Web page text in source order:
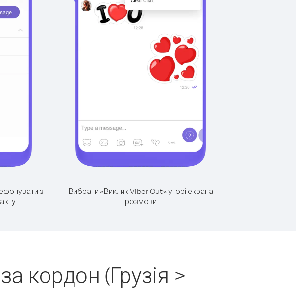
з
Вибрати «Виклик Viber Out» угорі екрана
розмови
кордон (Грузія >